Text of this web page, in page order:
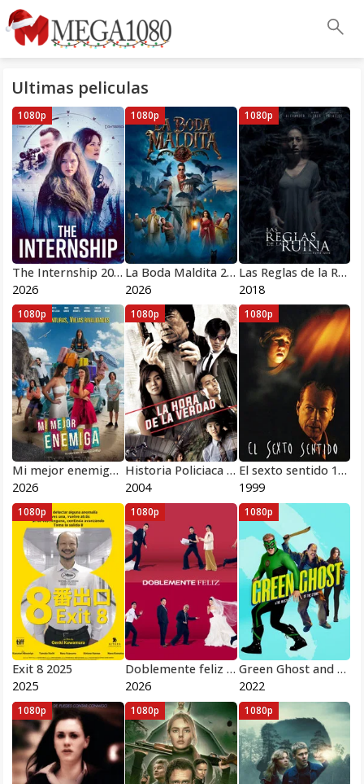
Ultimas peliculas
The Internship 2026
2026
1080p
La Boda Maldita 2026
2026
1080p
Las Reglas de la Ruina 2018
2018
1080p
Mi mejor enemiga 2026
2026
1080p
Historia Policiaca 5: Máxima Traición 2004
2004
1080p
El sexto sentido 1999
1999
1080p
Exit 8 2025
2025
1080p
Doblemente feliz 2026
2026
1080p
Green Ghost and the Masters of the Stone 2022
2022
1080p
1080p 1080p 1080p